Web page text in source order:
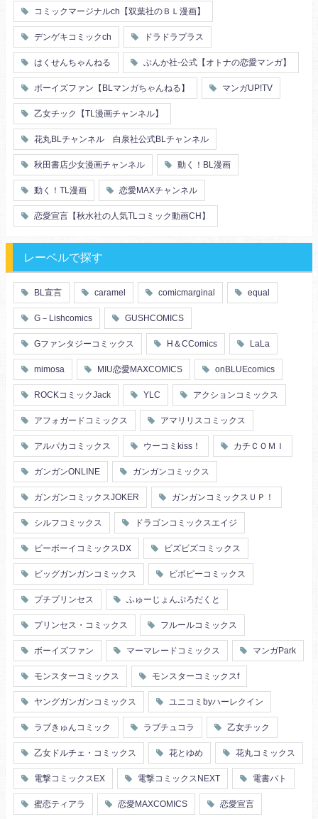
泥酔
絶倫
複数プレイ
催眠
友情・仲間
浴衣・和服
コミックマージナルch【双葉社のＢＬ漫画】
デンゲキコミックch ドラドラプラス
はくせんちゃんねる ぶんか社-公式【オトナの恋愛マンガ】
ボーイズファン【BLマンガちゃんねる】 マンガUP!TV
乙女チック【TL漫画チャンネル】
花丸BLチャンネル 白泉社公式BLチャンネル
秋田書店少女漫画チャンネル 動く！BL漫画
動く！TL漫画 恋愛MAXチャンネル
恋愛宣言【秋水社の人気TLコミック動画CH】
レーベルで探す
BL宣言 caramel comicmarginal equal
G－Lishcomics GUSHCOMICS
Gファンタジーコミックス H＆CComics LaLa
mimosa MIU恋愛MAXCOMICS onBLUEcomics
ROCKコミックJack YLC アクションコミックス
アフォガードコミックス アマリリスコミックス
アルパカコミックス ウーコミkiss！ カチＣＯＭＩ
ガンガンONLINE ガンガンコミックス
ガンガンコミックスJOKER ガンガンコミックスＵＰ！
シルフコミックス ドラゴンコミックスエイジ
ビーボーイコミックスDX ビズビズコミックス
ビッグガンガンコミックス ビボピーコミックス
プチプリンセス ふゅーじょんぷろだくと
プリンセス・コミックス フルールコミックス
ボーイズファン マーマレードコミックス マンガPark
モンスターコミックス モンスターコミックスf
ヤングガンガンコミックス ユニコミbyハーレクイン
ラブきゅんコミック ラブチュコラ 乙女チック
乙女ドルチェ・コミックス 花とゆめ 花丸コミックス
電撃コミックスEX 電撃コミックスNEXT 電書バト
蜜恋ティアラ 恋愛MAXCOMICS 恋愛宣言